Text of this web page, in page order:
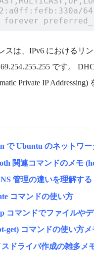
スは、IPv6 におけるリ
です。
Private IP
で Ubuntu のネットワー
関連コマンドのメモ
管理の違いを理解する
コマンドの使い方
コマンドでファイルや
get) コマンドの使い方メ
ドライバ作成の雑多メ